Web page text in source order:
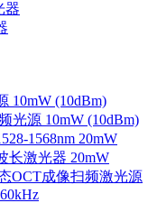
器
10mW (10dBm)
光源 10mW (10dBm)
1568nm 20mW
长激光器 20mW
OCT成像扫频激光源